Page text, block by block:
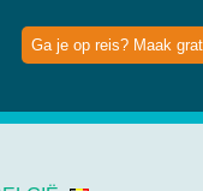
Ga je op reis? Maak